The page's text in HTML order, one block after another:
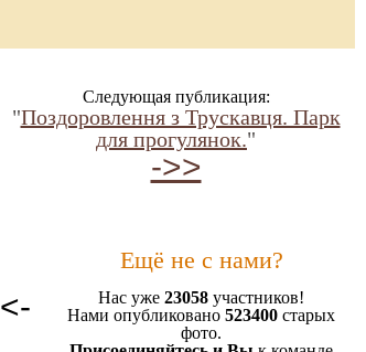
Следующая публикация:
"Поздоровлення з Трускавця. Парк
для прогулянок."
->>
<-
Ещё не с нами?
Нас уже 23058 участников!
Нами опубликовано 523400 старых
фото.